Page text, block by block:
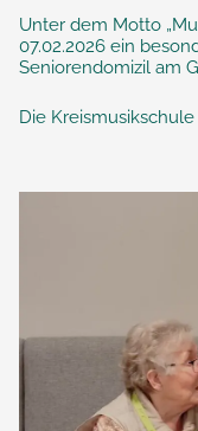
Unter dem Motto
07.02.2026 ein
Seniorendomizil am
Die